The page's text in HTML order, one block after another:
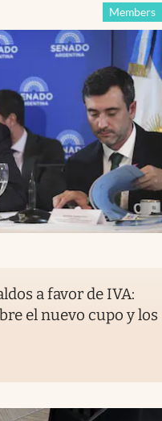
Members
a favor de IVA:
el nuevo cupo y los